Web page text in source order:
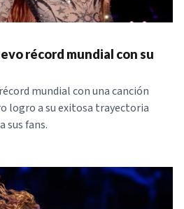
récord mundial con su
mundial con una canción
logro a su exitosa trayectoria
sus fans.